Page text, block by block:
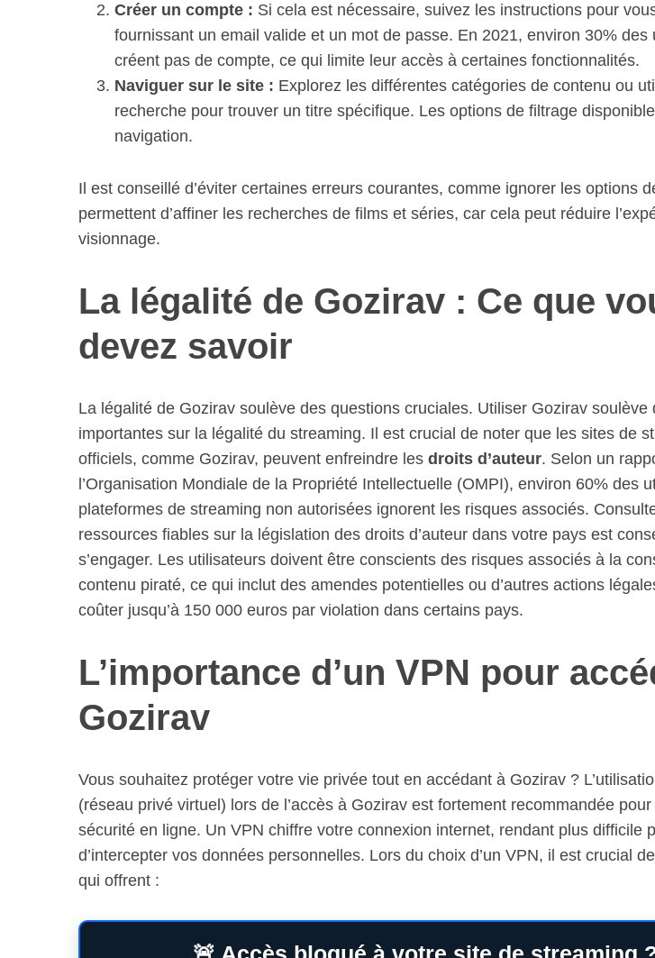
Créer un compte : Si cela est nécessaire, suivez les instructions pour
fournissant un email valide et un mot de passe. En 2021, environ 30% des
créent pas de compte, ce qui limite leur accès à certaines fonctionnalités.
Naviguer sur le site : Explorez les différentes catégories de contenu ou
recherche pour trouver un titre spécifique. Les options de filtrage
navigation.
Il est conseillé d’éviter certaines erreurs courantes, comme ignorer les options
permettent d’affiner les recherches de films et séries, car cela peut réduire
visionnage.
La légalité de Gozirav : Ce que
devez savoir
La légalité de Gozirav soulève des questions cruciales. Utiliser Gozirav soulève
importantes sur la légalité du streaming. Il est crucial de noter que les sites de
officiels, comme Gozirav, peuvent enfreindre les droits d’auteur. Selon un
l’Organisation Mondiale de la Propriété Intellectuelle (OMPI), environ 60% des
plateformes de streaming non autorisées ignorent les risques associés.
ressources fiables sur la législation des droits d’auteur dans votre pays est
s’engager. Les utilisateurs doivent être conscients des risques associés à la
contenu piraté, ce qui inclut des amendes potentielles ou d’autres actions
coûter jusqu’à 150 000 euros par violation dans certains pays.
L’importance d’un VPN pour
Gozirav
Vous souhaitez protéger votre vie privée tout en accédant à Gozirav ?
(réseau privé virtuel) lors de l’accès à Gozirav est fortement recommandée
sécurité en ligne. Un VPN chiffre votre connexion internet, rendant plus difficile
d’intercepter vos données personnelles. Lors du choix d’un VPN, il est crucial
qui offrent :